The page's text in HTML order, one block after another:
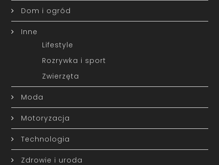
Dom i ogród
Inne
Lifestyle
Rozrywka i sport
Zwierzęta
Moda
Motoryzacja
Technologia
Zdrowie i uroda